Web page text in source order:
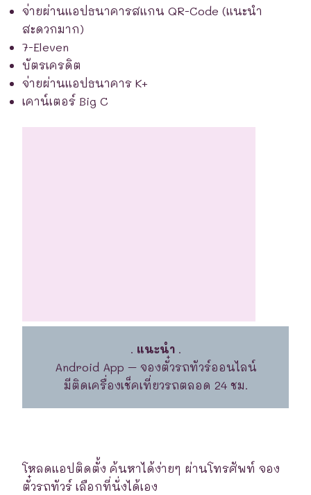
จ่ายผ่านแอปธนาคารสแกน QR-Code (แนะนำ
สะดวกมาก)
7-Eleven
บัตรเครดิต
จ่ายผ่านแอปธนาคาร K+
เคาน์เตอร์ Big C
. แนะนำ.
Android App – จองตั๋วรถทัวร์ออนไลน์
มีติดเครื่องเช็คเที่ยวรถตลอด 24 ชม.
โหลดแอปติดตั้ง ค้นหาได้ง่ายๆ ผ่านโทรศัพท์ จอง
ตั๋วรถทัวร์ เลือกที่นั่งได้เอง